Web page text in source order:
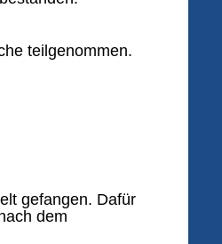
teilgenommen.
gefangen. Dafür
dem